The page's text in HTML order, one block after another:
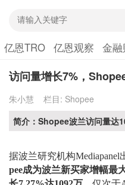
亿恩TRO 亿恩观察 金
访问量增长7%，
朱小慧 栏目: Shopee
简介：Shopee波兰访问量达
据波兰研究机构Mediapanel
pee成为波兰新买家增幅最